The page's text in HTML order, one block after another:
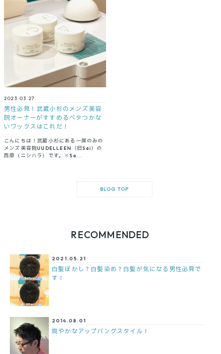
2023.03.27
男性必見！武蔵小杉のメンズ美容
院オーナーがすすめるベタつかな
いワックスはこれだ！
こんにちは！武蔵小杉にある一席のみの
メンズ美容院UUDELLEEN（旧Sai）の
西原（ニシハラ）です。※Sa...
BLOG TOP
RECOMMENDED
2021.05.21
白髪ぼかし？白髪染め？白髪が気になる男性必見で
す！
2014.08.01
爽やかなアップバングスタイル！